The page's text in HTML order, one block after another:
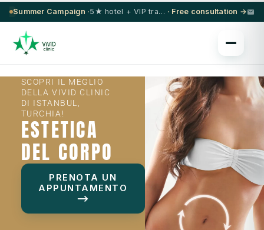
Summer Campaign · 5★ hotel + VIP transfer on select procedures · Free consultation →
SCOPRI IL MEGLIO
DELLA VIVID CLINIC
DI ISTANBUL,
TURCHIA!
ESTETICA
DEL CORPO
PRENOTA UN
APPUNTAMENTO
⟶